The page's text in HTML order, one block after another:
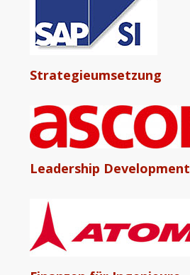
Strategieumsetzung
Leadership Development